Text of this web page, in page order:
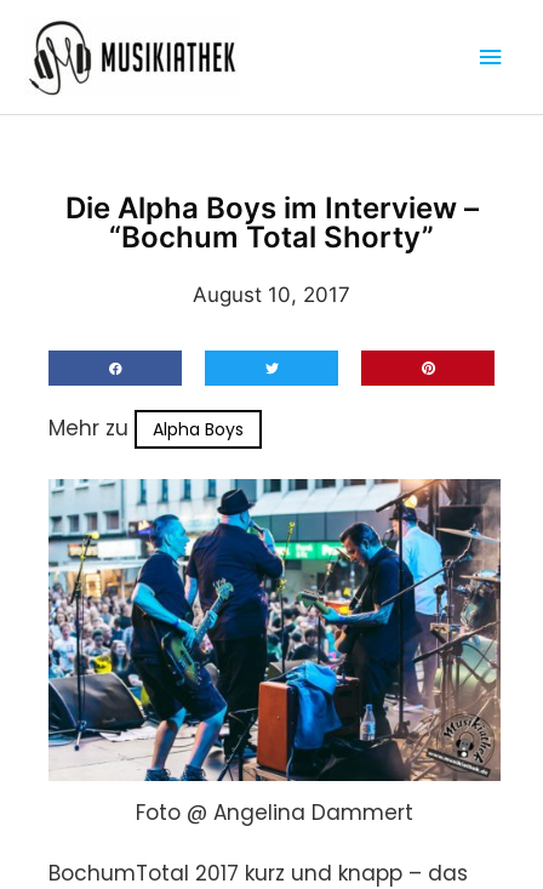
Inhalt
springen
Die Alpha Boys im Interview –
“Bochum Total Shorty”
August 10, 2017
Mehr zu Alpha Boys
Foto @ Angelina Dammert
BochumTotal 2017 kurz und knapp – das